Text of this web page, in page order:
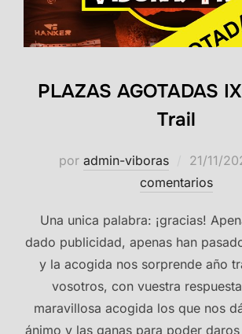
PLAZAS AGOTADAS
Trail
por admin-viboras
el
21/11/
comentarios
Una unica palabra: ¡gracias!
dado publicidad, apenas han
y la acogida nos sorprende año
vosotros, con vuestra
maravillosa acogida los que nos
ánimo y las ganas para poder